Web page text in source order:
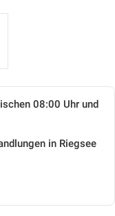
08:00 Uhr und
in Riegsee